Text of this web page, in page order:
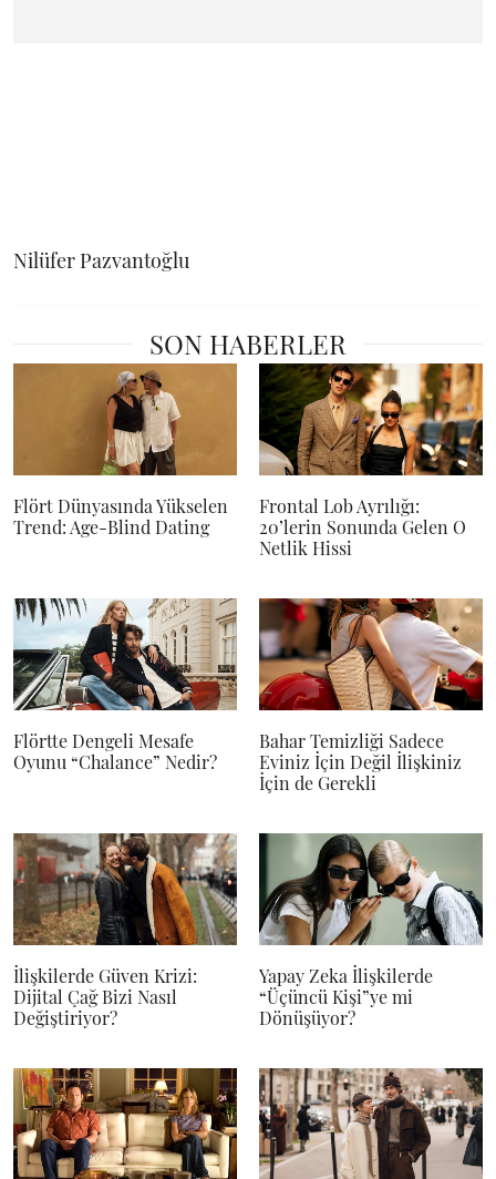
Nilüfer Pazvantoğlu
SON HABERLER
Flört Dünyasında Yükselen
Trend: Age-Blind Dating
Frontal Lob Ayrılığı:
20’lerin Sonunda Gelen O
Netlik Hissi
Flörtte Dengeli Mesafe
Oyunu “Chalance” Nedir?
Bahar Temizliği Sadece
Eviniz İçin Değil İlişkiniz
İçin de Gerekli
İlişkilerde Güven Krizi:
Dijital Çağ Bizi Nasıl
Değiştiriyor?
Yapay Zeka İlişkilerde
“Üçüncü Kişi”ye mi
Dönüşüyor?